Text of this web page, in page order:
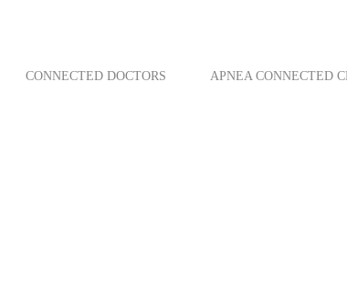
CONNECTED DOCTORS APNEA CONNECTED